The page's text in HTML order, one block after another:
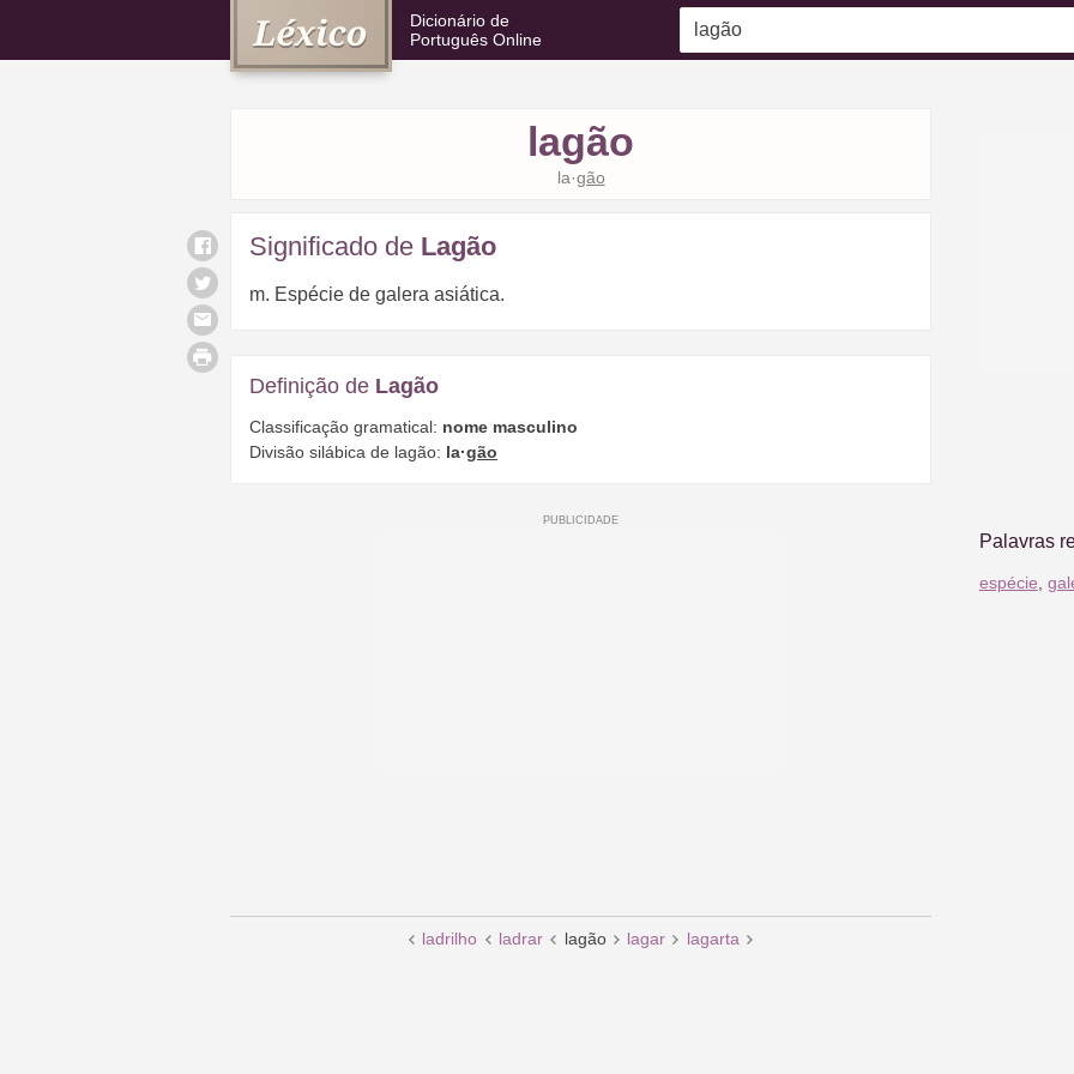
Dicionário de
Português Online
lagão
la·gão
Significado de Lagão
m. Espécie de galera asiática.
Definição de Lagão
Classificação gramatical: nome masculino
Divisão silábica de lagão: la·gão
ladrilho ladrar lagão lagar lagarta
Palavras
espécie